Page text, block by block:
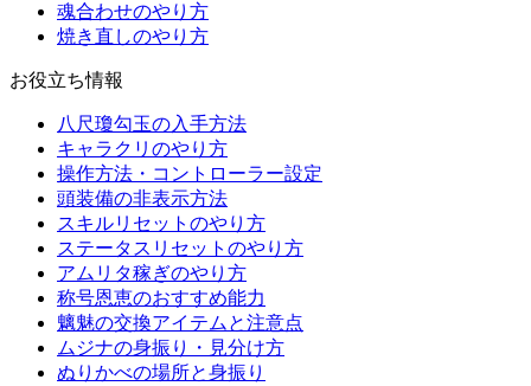
魂合わせのやり方
焼き直しのやり方
お役立ち情報
八尺瓊勾玉の入手方法
キャラクリのやり方
操作方法・コントローラー設定
頭装備の非表示方法
スキルリセットのやり方
ステータスリセットのやり方
アムリタ稼ぎのやり方
称号恩恵のおすすめ能力
魑魅の交換アイテムと注意点
ムジナの身振り・見分け方
ぬりかべの場所と身振り